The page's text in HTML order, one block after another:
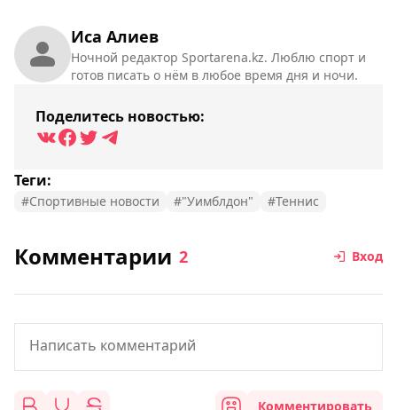
Иса Алиев
Ночной редактор Sportarena.kz. Люблю спорт и
готов писать о нём в любое время дня и ночи.
Поделитесь новостью:
Теги:
#Спортивные новости #"Уимблдон" #Теннис
Комментарии 2 Вход
Комментировать